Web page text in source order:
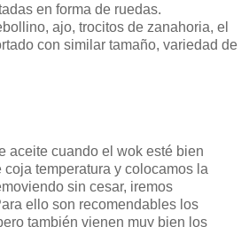
en forma de ruedas.
ajo, trocitos de zanahoria, el
con similar tamaño, variedad de
aceite cuando el wok esté bien
temperatura y colocamos la
sin cesar, iremos
ello son recomendables los
también vienen muy bien los